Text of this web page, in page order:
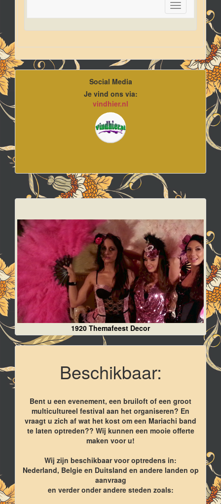
Toggle
navigation
Social Media
Je vind ons via:
vindhier.nl
1920 Themafeest Decor
Beschikbaar:
Bent u een evenement, een bruiloft of een groot
multicultureel festival aan het organiseren? En
vraagt u zich af wat het kost om een Mariachi band
te laten optreden?? Wij kunnen een mooie offerte
maken voor u!
Wij zijn beschikbaar voor optredens in:
Nederland, Belgie en Duitsland en andere landen op
aanvraag
en verder onder andere steden zoals: